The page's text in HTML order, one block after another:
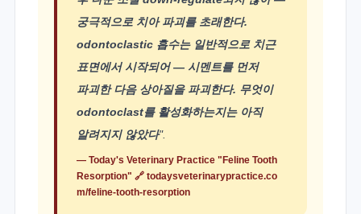
궁극적으로 치아 파괴를 초래한다.
odontoclastic 흡수는 일반적으로 치근
표면에서 시작되어 — 시멘트를 먼저
파괴한 다음 상아질을 파괴한다. 무엇이
odontoclast를 활성화하는지는 아직
알려지지 않았다".
— Today's Veterinary Practice "Feline Tooth
Resorption" 🔗 todaysveterinarypractice.co
m/feline-tooth-resorption